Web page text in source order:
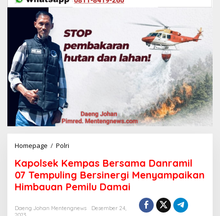
Homepage / Polri
p
o
l
s
k
Kapolsek Kempas Bersama Danramil
07 Tempuling Bersinergi Menyampaikan
Himbauan Pemilu Damai
Daeng Johan Mentengnews
Desember 24,